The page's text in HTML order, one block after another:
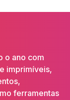
o ano com
imprimíveis,
ferramentas